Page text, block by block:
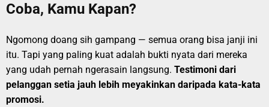
Coba, Kamu Kapan?
Ngomong doang sih gampang — semua orang bisa janji ini
itu. Tapi yang paling kuat adalah bukti nyata dari mereka
yang udah pernah ngerasain langsung. Testimoni dari
pelanggan setia jauh lebih meyakinkan daripada kata-kata
promosi.